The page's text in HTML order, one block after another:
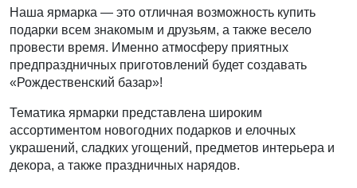
Наша ярмарка — это отличная возможность купить
подарки всем знакомым и друзьям, а также весело
провести время. Именно атмосферу приятных
предпраздничных приготовлений будет создавать
«Рождественский базар»!
Тематика ярмарки представлена широким
ассортиментом новогодних подарков и елочных
украшений, сладких угощений, предметов интерьера и
декора, а также праздничных нарядов.